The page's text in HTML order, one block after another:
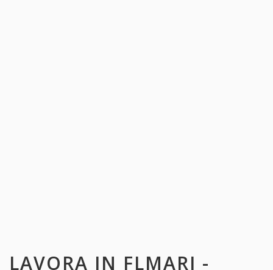
LAVORA IN FLMARI -